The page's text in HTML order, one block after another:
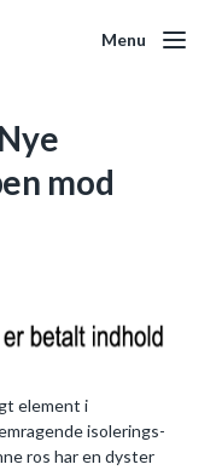
Menu
mod
element i
isolerings-
ros har en dyster